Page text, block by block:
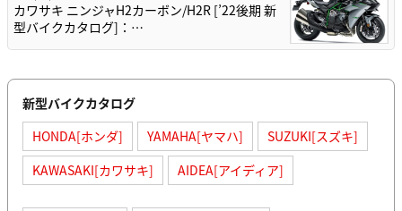
カワサキ ニンジャH2カーボン/H2R [’22後期 新
型バイクカタログ]：…
新型バイクカタログ
HONDA[ホンダ]
YAMAHA[ヤマハ]
SUZUKI[スズキ]
KAWASAKI[カワサキ]
AIDEA[アイディア]